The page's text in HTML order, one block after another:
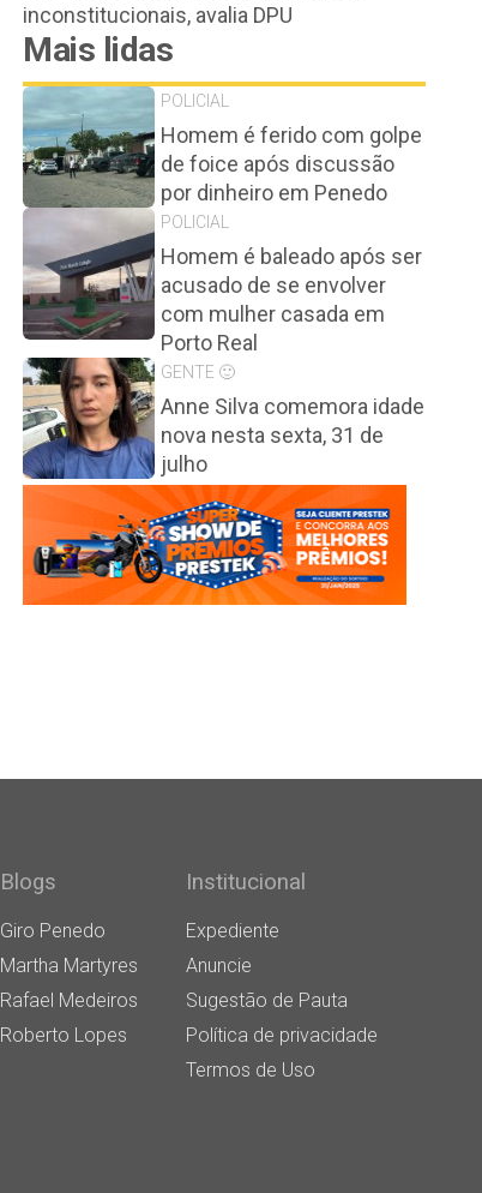
inconstitucionais, avalia DPU
Mais lidas
POLICIAL
Homem é ferido com golpe
de foice após discussão
por dinheiro em Penedo
POLICIAL
Homem é baleado após ser
acusado de se envolver
com mulher casada em
Porto Real
GENTE 🙂
Anne Silva comemora idade
nova nesta sexta, 31 de
julho
Blogs
Giro Penedo
Martha Martyres
Rafael Medeiros
Roberto Lopes
Institucional
Expediente
Anuncie
Sugestão de Pauta
Política de privacidade
Termos de Uso